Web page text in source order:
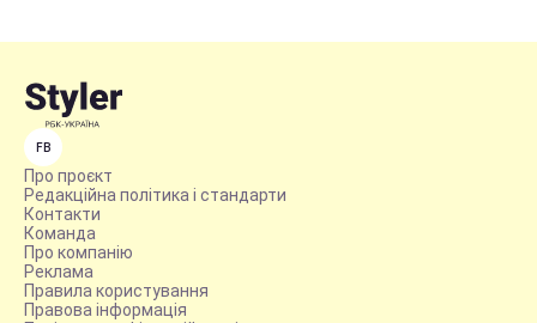
FB
Про проєкт
Редакційна політика і стандарти
Контакти
Команда
Про компанію
Реклама
Правила користування
Правова інформація